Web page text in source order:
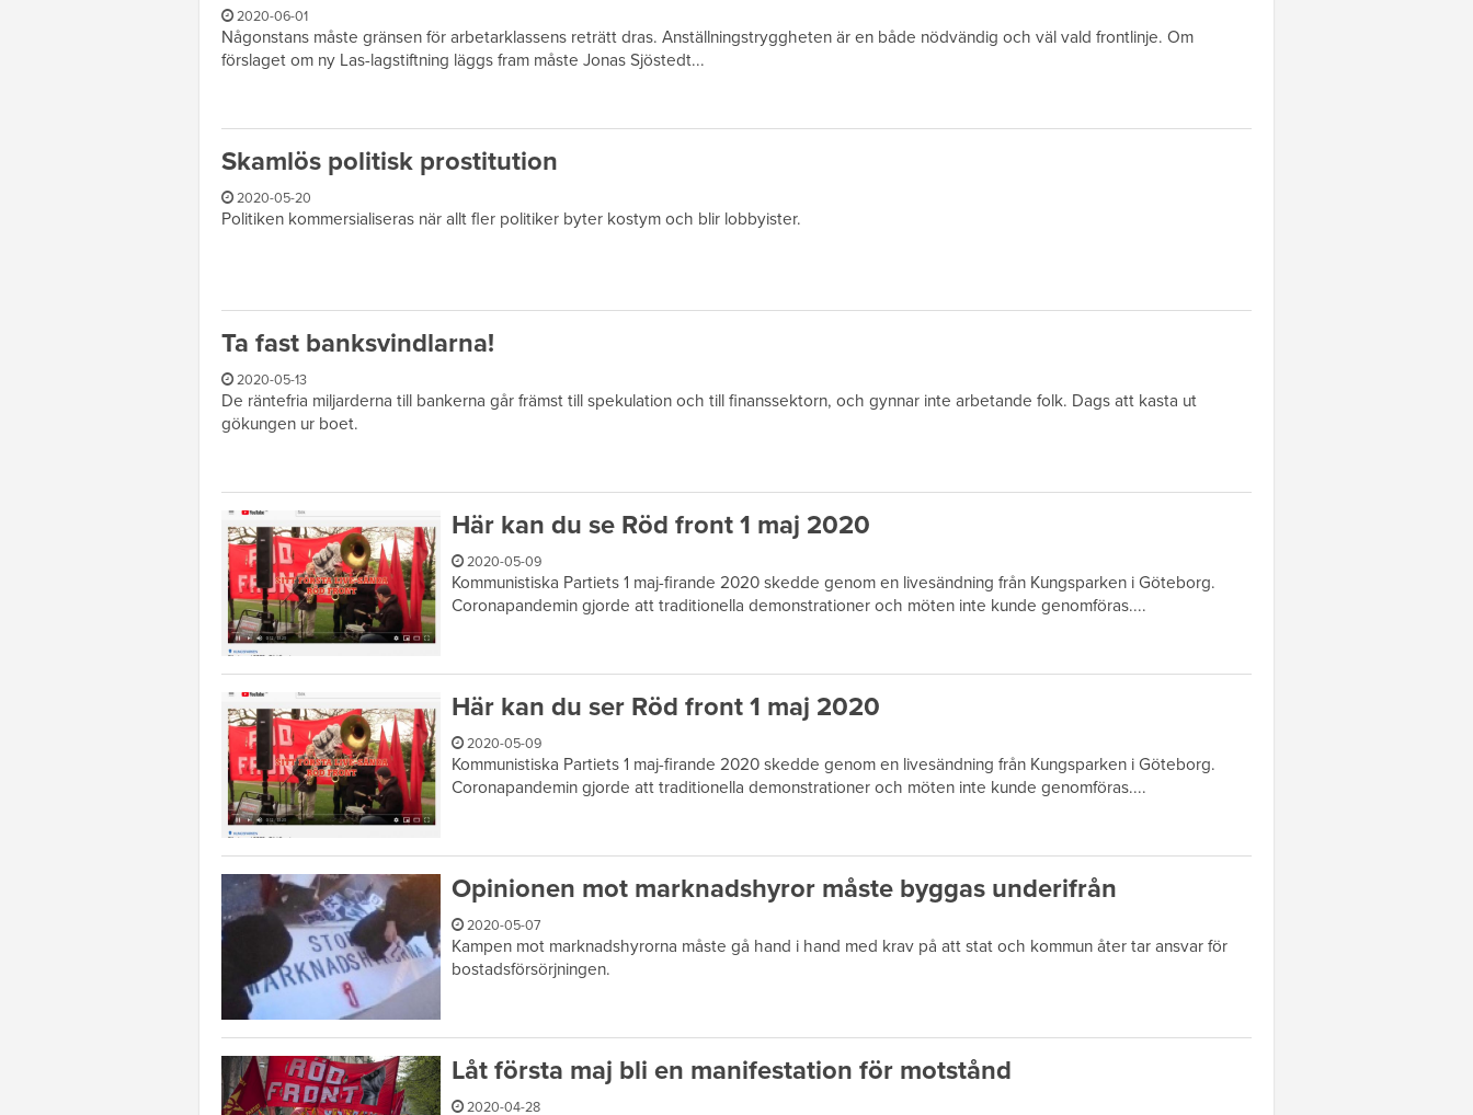
2020-06-01
Någonstans måste gränsen för arbetarklassens reträtt dras. Anställningstryggheten är en både nödvändig och väl vald frontlinje. Om
förslaget om ny Las-lagstiftning läggs fram måste Jonas Sjöstedt...
Skamlös politisk prostitution
2020-05-20
Politiken kommersialiseras när allt fler politiker byter kostym och blir lobbyister.
Ta fast banksvindlarna!
2020-05-13
De räntefria miljarderna till bankerna går främst till spekulation och till finanssektorn, och gynnar inte arbetande folk. Dags att kasta ut
gökungen ur boet.
Här kan du se Röd front 1 maj 2020
2020-05-09
Kommunistiska Partiets 1 maj-firande 2020 skedde genom en livesändning från Kungsparken i Göteborg.
Coronapandemin gjorde att traditionella demonstrationer och möten inte kunde genomföras....
Här kan du ser Röd front 1 maj 2020
2020-05-09
Kommunistiska Partiets 1 maj-firande 2020 skedde genom en livesändning från Kungsparken i Göteborg.
Coronapandemin gjorde att traditionella demonstrationer och möten inte kunde genomföras....
Opinionen mot marknadshyror måste byggas underifrån
2020-05-07
Kampen mot marknadshyrorna måste gå hand i hand med krav på att stat och kommun åter tar ansvar för
bostadsförsörjningen.
Låt första maj bli en manifestation för motstånd
2020-04-28